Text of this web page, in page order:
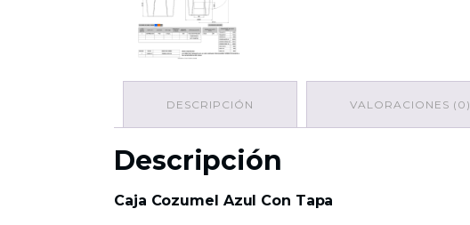
DESCRIPCIÓN VALORACIONES (0)
Descripción
Caja Cozumel Azul Con Tapa